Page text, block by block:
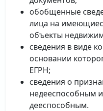
обобщенные
лица на
объекты
сведения в виде
основании
ЕГРН;
сведения о
недееспособным
дееспособным.